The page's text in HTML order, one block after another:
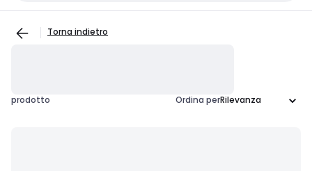
Torna indietro
prodotto Ordina per